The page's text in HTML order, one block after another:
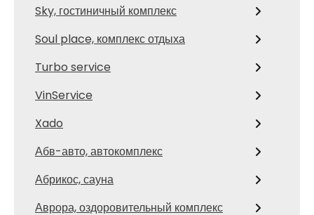
Sky, гостиничный комплекс
Soul place, комплекс отдыха
Turbo service
VinService
Xado
Абв-авто, автокомплекс
Абрикос, сауна
Аврора, оздоровительный комплекс